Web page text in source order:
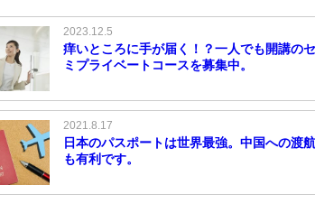
2023.12.5
痒いところに手が届く！？一人でも開講のセ
ミプライベートコースを募集中。
2021.8.17
日本のパスポートは世界最強。中国への渡航
も有利です。